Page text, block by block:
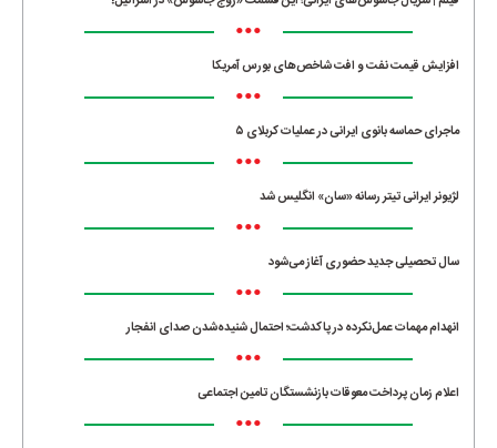
•••
افزایش قیمت نفت و افت شاخص‌های بورس آمریکا
•••
ماجرای حماسه‌ بانوی ایرانی در عملیات کربلای ۵
•••
لژیونر ایرانی تیتر رسانه «سان» انگلیس شد
•••
سال تحصیلی جدید حضوری آغاز می‌شود
•••
انهدام مهمات عمل‌نکرده در پاکدشت؛ احتمال شنیده‌شدن صدای انفجار
•••
اعلام زمان پرداخت معوقات بازنشستگان تامین اجتماعی
•••